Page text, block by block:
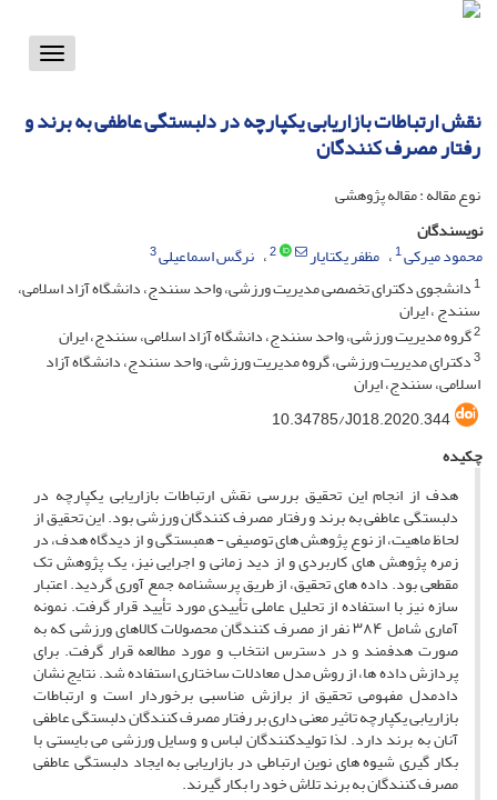
Toggle
نقش ارتباطات بازاریابی یکپارچه در دلبستگی عاطفی به برند و
رفتار مصرف کنندگان
نوع مقاله : مقاله پژوهشی
نویسندگان
محمود میرکی1 مظفر یکتایار 2 نرگس اسماعیلی3
1دانشجوی دکترای تخصصی مدیریت ورزشی، واحد سنندج، دانشگاه آزاد اسلامی،
سنندج ، ایران
2گروه مدیریت ورزشی، واحد سنندج، دانشگاه آزاد اسلامی، سنندج، ایران
3دکترای مدیریت ورزشی، گروه مدیریت ورزشی، واحد سنندج، دانشگاه آزاد
اسلامی، سنندج، ایران
10.34785/J018.2020.344
چکیده
هدف از انجام این تحقیق بررسی نقش ارتباطات بازاریابی یکپارچه در
دلبستگی عاطفی به برند و رفتار مصرف کنندگان ورزشی بود. این تحقیق از
لحاظ ماهیت، از نوع پژوهش های توصیفی - همبستگی و از دیدگاه هدف، در
زمره پژوهش های کاربردی و از دید زمانی و اجرایی نیز، یک پژوهش تک
مقطعی بود. داده های تحقیق، از طریق پرسشنامه جمع آوری گردید. اعتبار
سازه نیز با استفاده از تحلیل عاملی تأییدی مورد تأیید قرار گرفت. نمونه
آماری شامل ۳۸۴ نفر از مصرف کنندگان محصولات کالاهای ورزشی که به
صورت هدفمند و در دسترس انتخاب و مورد مطالعه قرار گرفت. برای
پردازش داده ها، از روش مدل معادلات ساختاری استفاده شد. نتایج نشان
دادمدل مفهومی تحقیق از برازش مناسبی برخوردار است و ارتباطات
بازاریابی یکپارچه تاثیر معنی داری بر رفتار مصرف کنندگان دلبستگی عاطفی
آنان به برند دارد. لذا تولیدکنندگان لباس و وسایل ورزشی می بایستی با
بکار گیری شیوه های نوین ارتباطی در بازاریابی به ایجاد دلبستگی عاطفی
مصرف کنندگان به برند تلاش خود را بکار گیرند.